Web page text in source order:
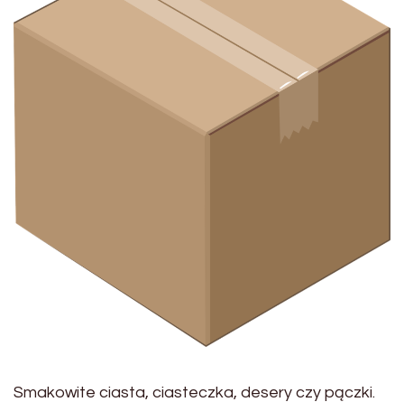
Smakowite ciasta, ciasteczka, desery czy pączki.